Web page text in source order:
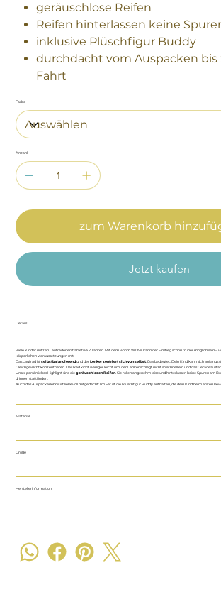
geräuschlose Reifen
Reifen hinterlassen keine
inklusive Plüschfigur Buddy
durchdacht vom Auspacken bis
Fahrt
Farbe
Anzahl
zum Warenkorb
Jetzt kaufen
Details
Viele Kinder nutzen Laufräder erst ab etwa 2 Jahren. Mit dem woom WOW kann der Einstieg schon früher möglich sein –
körperlichen Voraussetzungen mit.
Das Laufrad istselbstbalancierendund derLenker zentriert sich von selbst . Das bedeutet: Dein Kind kann sich anfangs
Gleichgewicht konzentrieren. Das Rad kippt weniger leicht um, der Lenker schlägt nicht so schnell ein und das
Unser persönliches Highlight sind diegeräuschlosen Reifen. Sie rollen angenehm leise und hinterlassen keine Spuren am
drinnen stattfinden.
Auch das Auspackerlebnis ist liebevoll mitgedacht: Im Set ist die Plüschfigur Buddy enthalten, die dein Kind beim ersten
Material
Größe
Herstellerinformation